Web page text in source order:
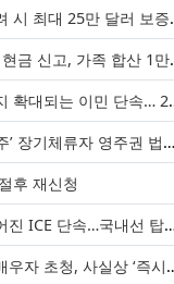
만 달러 보증금? 영주권 심사의 새로운 변수
, 가족 합산 1만 달러가 기준입니다.
이민 단속… 287(g) 프로그램의 대대적 확장
영주권 법안 재추진… 현실화될 수 있을까?
후 재신청
…국내선 탑승도 더 이상 안전지대 아니다.
청, 사실상 ‘즉시 진행’ 시대 열렸다.